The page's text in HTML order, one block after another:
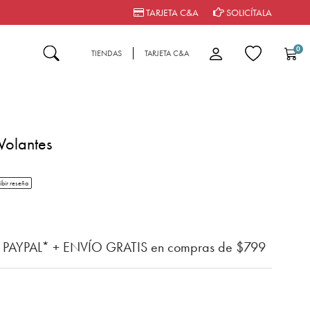
TARJETA C&A SOLICÍTALA
TIENDAS TARJETA C&A 0
del cliente
rating
reseña
+ ENVÍO GRATIS en compras de $799